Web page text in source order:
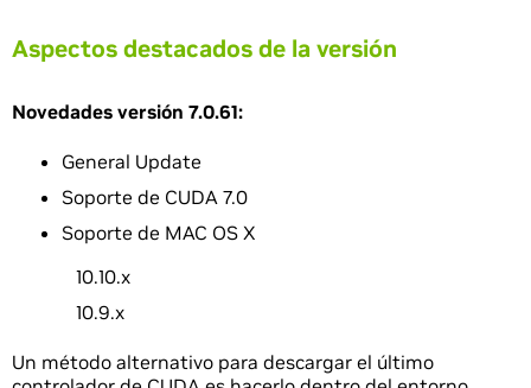
Aspectos destacados de la versión
Novedades versión 7.0.61:
General Update
Soporte de CUDA 7.0
Soporte de MAC OS X
10.10.x
10.9.x
Un método alternativo para descargar el último